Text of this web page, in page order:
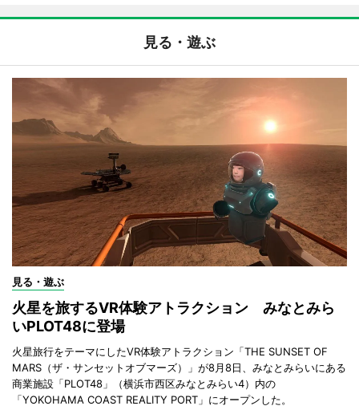
見る・遊ぶ
見る・遊ぶ
火星を旅するVR体験アトラクション みなとみら
いPLOT48に登場
火星旅行をテーマにしたVR体験アトラクション「THE SUNSET OF
MARS（ザ・サンセットオブマーズ）」が8月8日、みなとみらいにある
商業施設「PLOT48」（横浜市西区みなとみらい4）内の
「YOKOHAMA COAST REALITY PORT」にオープンした。